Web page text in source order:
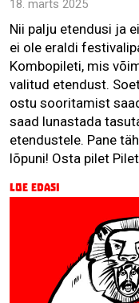
18. märts 2025
Nii palju etendusi ja
ei ole eraldi
Kombopileti, mis
valitud etendust.
ostu sooritamist
saad lunastada
etendustele. Pane
lõpuni! Osta pilet
Loe edasi